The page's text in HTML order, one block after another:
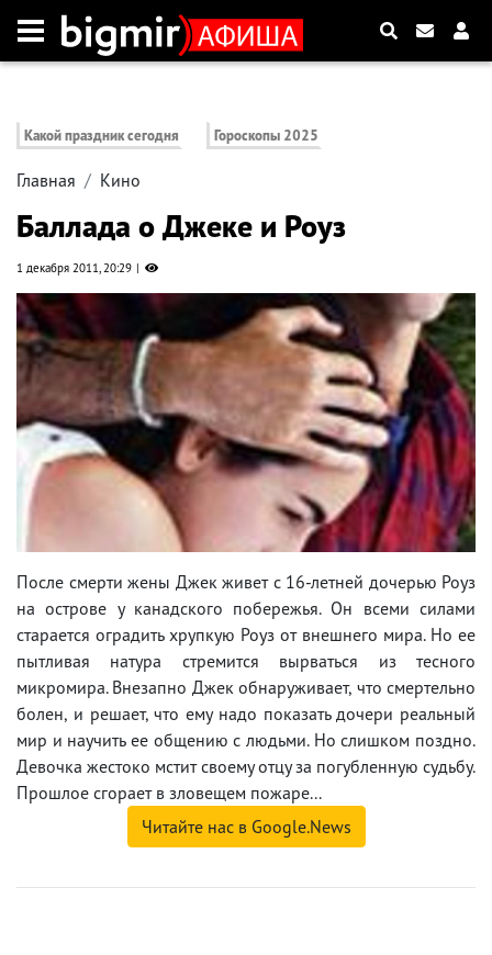
Какой праздник сегодня Гороскопы 2025
Главная Кино
Баллада о Джеке и Роуз
1 декабря 2011, 20:29
После смерти жены Джек живет с 16-летней дочерью Роуз
на острове у канадского побережья. Он всеми силами
старается оградить хрупкую Роуз от внешнего мира. Но ее
пытливая натура стремится вырваться из тесного
микромира. Внезапно Джек обнаруживает, что смертельно
болен, и решает, что ему надо показать дочери реальный
мир и научить ее общению с людьми. Но слишком поздно.
Девочка жестоко мстит своему отцу за погубленную судьбу.
Прошлое сгорает в зловещем пожаре...
Читайте нас в Google.News